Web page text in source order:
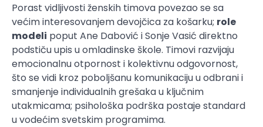
Porast vidljivosti ženskih timova povezao se sa
većim interesovanjem devojčica za košarku; role
modeli poput Ane Dabović i Sonje Vasić direktno
podstiču upis u omladinske škole. Timovi razvijaju
emocionalnu otpornost i kolektivnu odgovornost,
što se vidi kroz poboljšanu komunikaciju u odbrani i
smanjenje individualnih grešaka u ključnim
utakmicama; psihološka podrška postaje standard
u vodećim svetskim programima.